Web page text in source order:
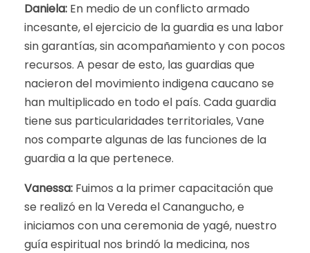
Daniela: En medio de un conflicto armado
incesante, el ejercicio de la guardia es una labor
sin garantías, sin acompañamiento y con pocos
recursos. A pesar de esto, las guardias que
nacieron del movimiento indigena caucano se
han multiplicado en todo el país. Cada guardia
tiene sus particularidades territoriales, Vane
nos comparte algunas de las funciones de la
guardia a la que pertenece.
Vanessa: Fuimos a la primer capacitación que
se realizó en la Vereda el Canangucho, e
iniciamos con una ceremonia de yagé, nuestro
guía espiritual nos brindó la medicina, nos